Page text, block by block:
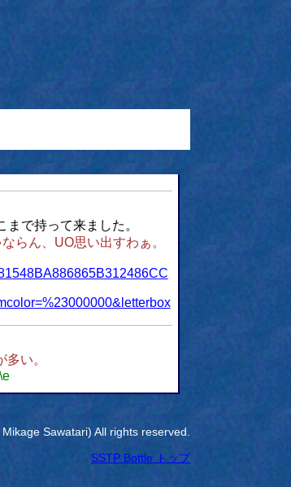
で持って来ました。
らん、UO思い出すわぁ。
多い。
\e
Sawatari) All rights reserved.
SSTP Bottle トップ